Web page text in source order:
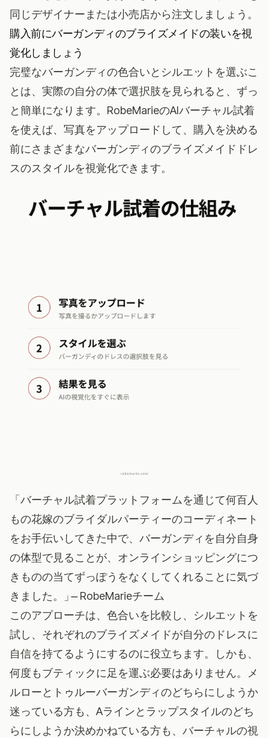
同じデザイナーまたは小売店から注文しましょう。
購入前にバーガンディのブライズメイドの装いを視
覚化しましょう
完璧なバーガンディの色合いとシルエットを選ぶこ
とは、実際の自分の体で選択肢を見られると、ずっ
と簡単になります。 RobeMarieのAIバーチャル試着
を使えば、写真をアップロードして、購入を決める
前にさまざまなバーガンディのブライズメイドドレ
スのスタイルを視覚化できます。
「バーチャル試着プラットフォームを通じて何百人
もの花嫁のブライダルパーティーのコーディネート
をお手伝いしてきた中で、バーガンディを自分自身
の体型で見ることが、オンラインショッピングにつ
きものの当てずっぽうをなくしてくれることに気づ
きました。」 ̶ RobeMarieチーム
このアプローチは、色合いを比較し、シルエットを
試し、それぞれのブライズメイドが自分のドレスに
自信を持てるようにするのに役立ちます。しかも、
何度もブティックに足を運ぶ必要はありません。メ
ルローとトゥルーバーガンディのどちらにしようか
迷っている方も、Aラインとラップスタイルのどち
らにしようか決めかねている方も、バーチャルの視